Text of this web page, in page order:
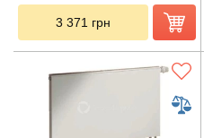
3 371 грн